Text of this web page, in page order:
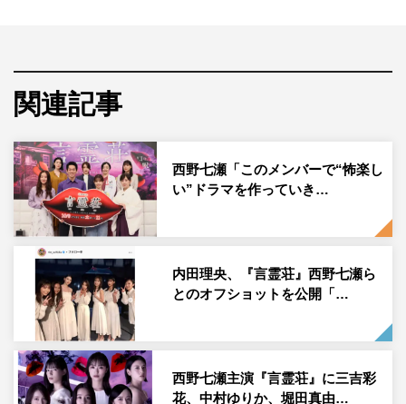
関連記事
西野七瀬「このメンバーで“怖楽し
い”ドラマを作っていき…
内田理央、『言霊荘』西野七瀬ら
とのオフショットを公開「…
西野七瀬主演『言霊荘』に三吉彩
花、中村ゆりか、堀田真由…